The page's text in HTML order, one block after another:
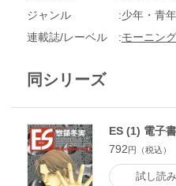
ジャンル
少年・青
連載誌/レーベル
モーニング
同シリーズ
ES (1) 電子
792円（税込）
試し読み